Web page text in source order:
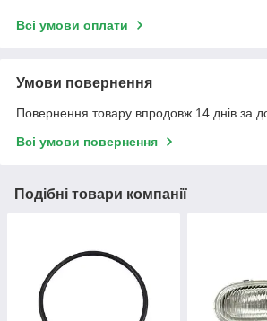
Всі умови оплати
Умови повернення
Повернення товару впродовж 14 днів за
Всі умови повернення
Подібні товари компанії